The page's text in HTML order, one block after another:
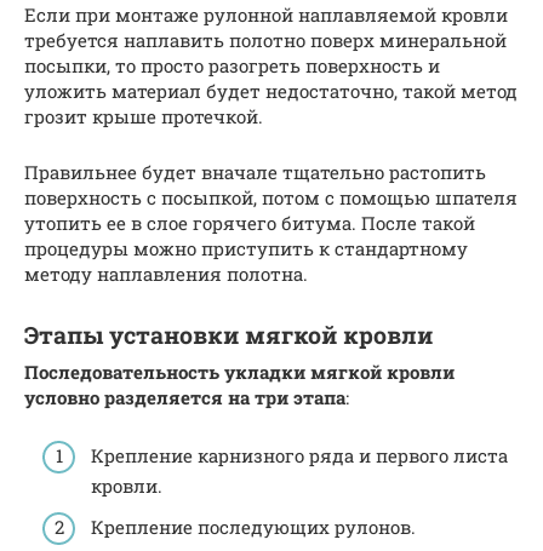
Если при монтаже рулонной наплавляемой кровли
требуется наплавить полотно поверх минеральной
посыпки, то просто разогреть поверхность и
уложить материал будет недостаточно, такой метод
грозит крыше протечкой.
Правильнее будет вначале тщательно растопить
поверхность с посыпкой, потом с помощью шпателя
утопить ее в слое горячего битума. После такой
процедуры можно приступить к стандартному
методу наплавления полотна.
Этапы установки мягкой кровли
Последовательность укладки мягкой кровли
условно разделяется на три этапа:
Крепление карнизного ряда и первого листа
кровли.
Крепление последующих рулонов.